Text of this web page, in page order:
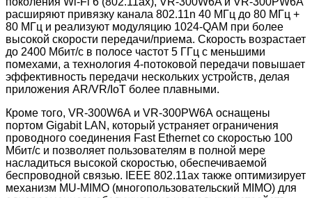
расширяют привязку канала 802.11n 40 МГц до 80 МГц +
80 МГц и реализуют модуляцию 1024-QAM при более
высокой скорости передачи/приема. Скорость возрастает
до 2400 Мбит/с в полосе частот 5 ГГц с меньшими
помехами, а технология 4-потоковой передачи повышает
эффективность передачи нескольких устройств, делая
приложения AR/VR/IoT более плавными.
Кроме того, VR-300W6A и VR-300PW6A оснащены
портом Gigabit LAN, который устраняет ограничения
проводного соединения Fast Ethernet со скоростью 100
Мбит/с и позволяет пользователям в полной мере
насладиться высокой скоростью, обеспечиваемой
беспроводной связью. IEEE 802.11ax также оптимизирует
механизм MU-MIMO (многопользовательский MIMO) для